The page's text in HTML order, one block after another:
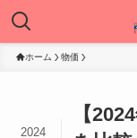
ホーム 物価
【
2024